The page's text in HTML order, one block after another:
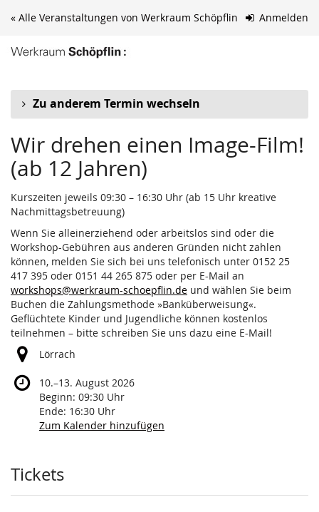
Zum
springen
Anmelden
« Alle Veranstaltungen von Werkraum Schöpflin
Zu anderem Termin wechseln
Wir drehen einen Image-Film!
(ab 12 Jahren)
Kurszeiten jeweils 09:30 – 16:30 Uhr (ab 15 Uhr kreative
Nachmittagsbetreuung)
Wenn Sie alleinerziehend oder arbeitslos sind oder die
Workshop-Gebühren aus anderen Gründen nicht zahlen
können, melden Sie sich bei uns telefonisch unter 0152 25
417 395 oder 0151 44 265 875 oder per E-Mail an
workshops@werkraum-schoepflin.de und wählen Sie beim
Buchen die Zahlungsmethode »Banküberweisung«.
Geflüchtete Kinder und Jugendliche können kostenlos
teilnehmen – bitte schreiben Sie uns dazu eine E-Mail!
Lörrach
10.–bis
13. August 2026
Beginn: 09:30 Uhr
Ende: 16:30 Uhr
Zum Kalender hinzufügen
Produkte
Tickets